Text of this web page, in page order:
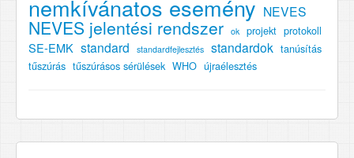
nemkívánatos esemény NEVES
NEVES jelentési rendszer ok projekt protokoll
SE-EMK standard standardfejlesztés standardok tanúsítás
tűszúrás tűszúrásos sérülések WHO újraélesztés